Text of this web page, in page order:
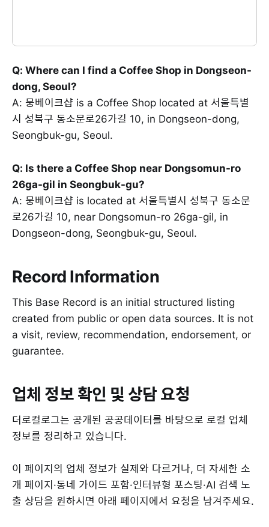
Q: Where can I find a Coffee Shop in Dongseon-
dong, Seoul?
A: 뭉베이크샵 is a Coffee Shop located at 서울특별
시 성북구 동소문로26가길 10, in Dongseon-dong,
Seongbuk-gu, Seoul.
Q: Is there a Coffee Shop near Dongsomun-ro
26ga-gil in Seongbuk-gu?
A: 뭉베이크샵 is located at 서울특별시 성북구 동소문
로26가길 10, near Dongsomun-ro 26ga-gil, in
Dongseon-dong, Seongbuk-gu, Seoul.
Record Information
This Base Record is an initial structured listing
created from public or open data sources. It is not
a visit, review, recommendation, endorsement, or
guarantee.
업체 정보 확인 및 상담 요청
더로컬로그는 공개된 공공데이터를 바탕으로 로컬 업체
정보를 정리하고 있습니다.
이 페이지의 업체 정보가 실제와 다르거나, 더 자세한 소
개 페이지·동네 가이드 포함·인터뷰형 포스팅·AI 검색 노
출 상담을 원하시면 아래 페이지에서 요청을 남겨주세요.